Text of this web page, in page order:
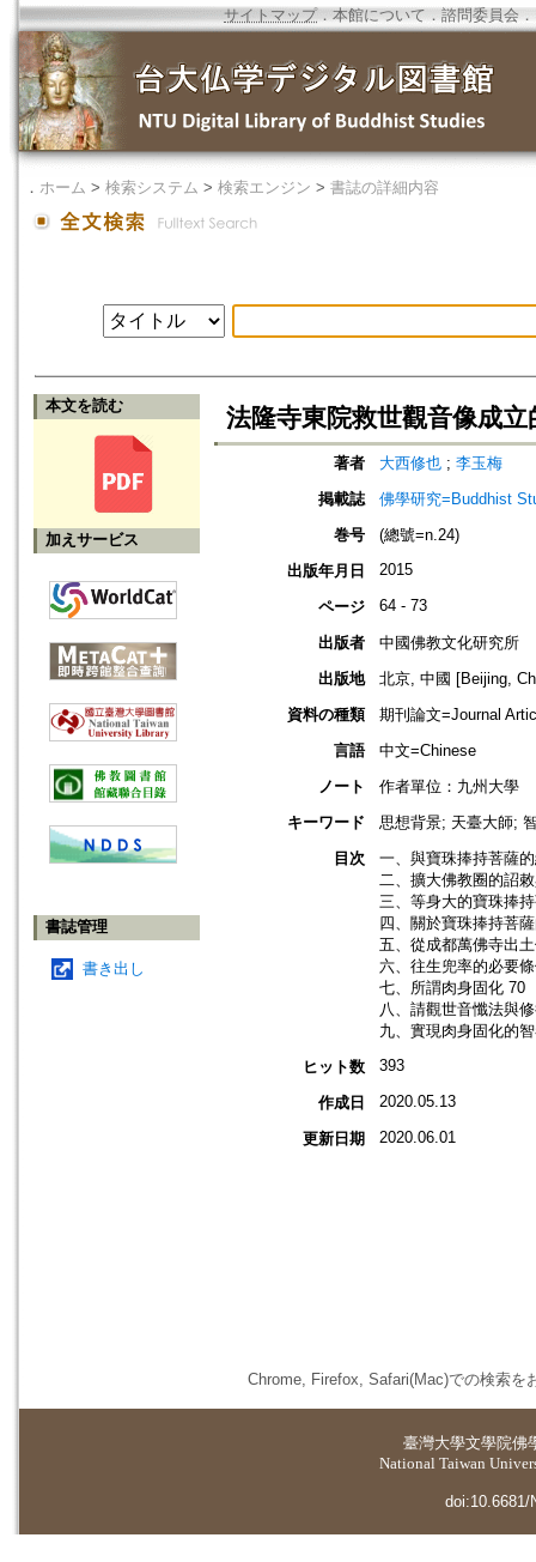
サイトマップ．本館について ． 諮問委員会 ．
． ホーム > 検索システム > 検索エンジン > 書誌の詳細内容
本文を読む
加えサービス
書誌管理
書き出し
法隆寺東院救世觀音像成立
著者 大西修也 ; 李玉梅
掲載誌
佛學研究=Buddhist
巻号
(總號=n.24)
出版年月日
2015
ページ 64 - 73
出版者
中國佛教文化研究所
出版地
北京, 中國 [Beijing,
資料の種類
期刊論文=Journal
言語
中文=Chinese
ノート
作者單位：九州大學
キーワード
思想背景; 天臺大師;
目次
一、與寶珠捧持菩薩
二、擴大佛教圈的詔
三、等身大的寶珠捧
四、關於寶珠捧持菩
五、從成都萬佛寺出
六、往生兜率的必要
七、所謂肉身固化 70
八、請觀世音懺法與
九、實現肉身固化的
ヒット数
393
作成日 2020.05.13
更新日期 2020.06.01
Chrome, Firefox, Safari(Mac)での検索を
臺灣大學文學院佛
National Taiwan
doi:10.6681/